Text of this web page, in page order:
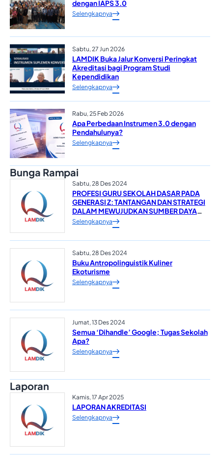
dengan IAPS 3.0
Selengkapnya
Sabtu, 27 Jun 2026
LAMDIK Buka Jalur Konversi Peringkat
Akreditasi bagi Program Studi
Kependidikan
Selengkapnya
Rabu, 25 Feb 2026
Apa Perbedaan Instrumen 3.0 dengan
Pendahulunya?
Selengkapnya
Bunga Rampai
Sabtu, 28 Des 2024
PROFESI GURU SEKOLAH DASAR PADA
GENERASI Z: TANTANGAN DAN STRATEGI
DALAM MEWUJUDKAN SUMBER DAYA
MANUSIA YANG UNGGUL*
Selengkapnya
Sabtu, 28 Des 2024
Buku Antropolinguistik Kuliner
Ekoturisme
Selengkapnya
Jumat, 13 Des 2024
Semua ‘Dihandle’ Google; Tugas Sekolah
Apa?
Selengkapnya
Laporan
Kamis, 17 Apr 2025
LAPORAN AKREDITASI
Selengkapnya